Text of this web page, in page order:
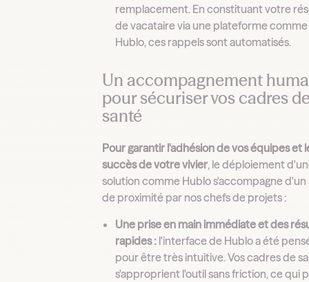
remplacement. En constituant votre
de vacataire via une plateforme comme
Hublo, ces rappels sont automatisés.
Un accompagnement
pour sécuriser vos cadres
santé
Pour garantir l'adhésion de vos équipes et
succès de votre vivier, le déploiement
solution comme Hublo s'accompagne d'un
de proximité par nos chefs de projets :
Une prise en main immédiate et des
rapides : l'interface de Hublo a été
pour être très intuitive. Vos cadres de
s'approprient l'outil sans friction, ce qui